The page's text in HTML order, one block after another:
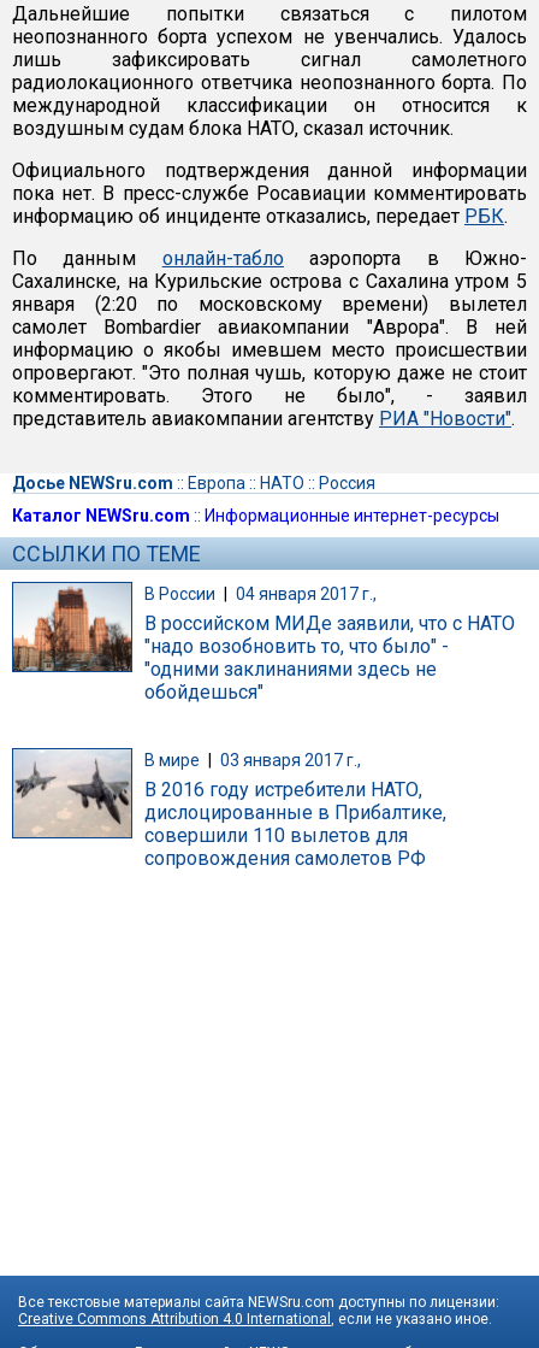
Дальнейшие попытки связаться с пилотом
неопознанного борта успехом не увенчались. Удалось
лишь зафиксировать сигнал самолетного
радиолокационного ответчика неопознанного борта. По
международной классификации он относится к
воздушным судам блока НАТО, сказал источник.
Официального подтверждения данной информации
пока нет. В пресс-службе Росавиации комментировать
информацию об инциденте отказались, передает РБК.
По данным онлайн-таблоаэропорта в Южно-
Сахалинске, на Курильские острова с Сахалина утром 5
января (2:20 по московскому времени) вылетел
самолет Bombardier авиакомпании "Аврора". В ней
информацию о якобы имевшем место происшествии
опровергают. "Это полная чушь, которую даже не стоит
комментировать. Этого не было", - заявил
представитель авиакомпании агентству РИА "Новости".
Досье NEWSru.com :: Европа :: НАТО :: Россия
Каталог NEWSru.com :: Информационные интернет-ресурсы
ССЫЛКИ ПО ТЕМЕ
В России | 04 января 2017 г.,
В российском МИДе заявили, что с НАТО
"надо возобновить то, что было" -
"одними заклинаниями здесь не
обойдешься"
В мире 03 января 2017 г.,
В 2016 году истребители НАТО,
дислоцированные в Прибалтике,
совершили 110 вылетов для
сопровождения самолетов РФ
Все текстовые материалы сайта NEWSru.com доступны по лицензии:
Creative Commons Attribution 4.0 International , если не указано иное.